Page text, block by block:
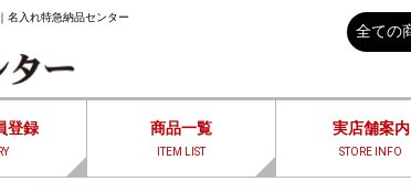
名入れ特急納品センター
登録 商品一覧
ITEM LIST
実店舗案内
STORE INFO